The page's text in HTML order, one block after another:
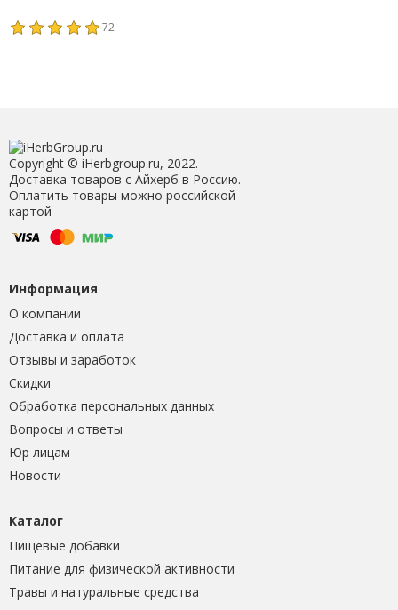
72
Copyright © iHerbgroup.ru, 2022.
Доставка товаров с Айхерб в Россию.
Оплатить товары можно российской
картой
Информация
О компании
Доставка и оплата
Отзывы и заработок
Скидки
Обработка персональных данных
Вопросы и ответы
Юр лицам
Новости
Каталог
Пищевые добавки
Питание для физической активности
Травы и натуральные средства